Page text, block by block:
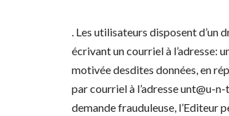
. Les utilisateurs disposent d’un
écrivant un courriel à l’adresse:
motivée desdites données, en
par courriel à l’adresse unt@u-
demande frauduleuse, l’Editeur